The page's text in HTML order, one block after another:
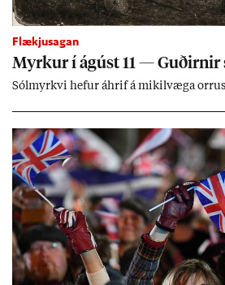
Flækjusagan
Myrk­ur í ág­úst 11 — Guð­irn­ir
Sól­myrkvi hef­ur áhrif á mik­il­væga